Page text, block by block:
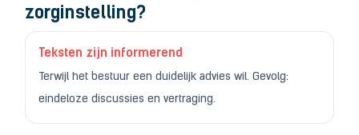
zorginstelling?
Teksten zijn informerend
Terwijl het bestuur een duidelijk advies wil. Gevolg:
eindeloze discussies en vertraging.